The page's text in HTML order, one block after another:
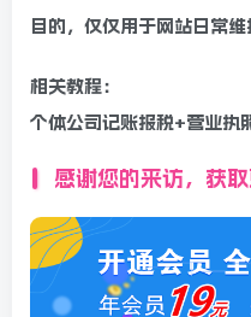
目的，仅仅用于网站日常维
相关教程：
个体公司记账报税+营业执
感谢您的来访，获